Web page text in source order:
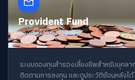
Provident Fund
กองทุนสำรองเลี้ยงชีพ
ระบบกองทุนสำรองเลี้ยงชีพสำหรับบุคลา
ติดตามการลงทุน และดูประวัติย้อนหลังได้